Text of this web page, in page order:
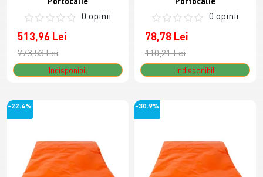
0 opinii
513,96 Lei
773,53 Lei
Indisponibil
0 opinii
78,78 Lei
110,21 Lei
Indisponibil
-22.4% -30.9%